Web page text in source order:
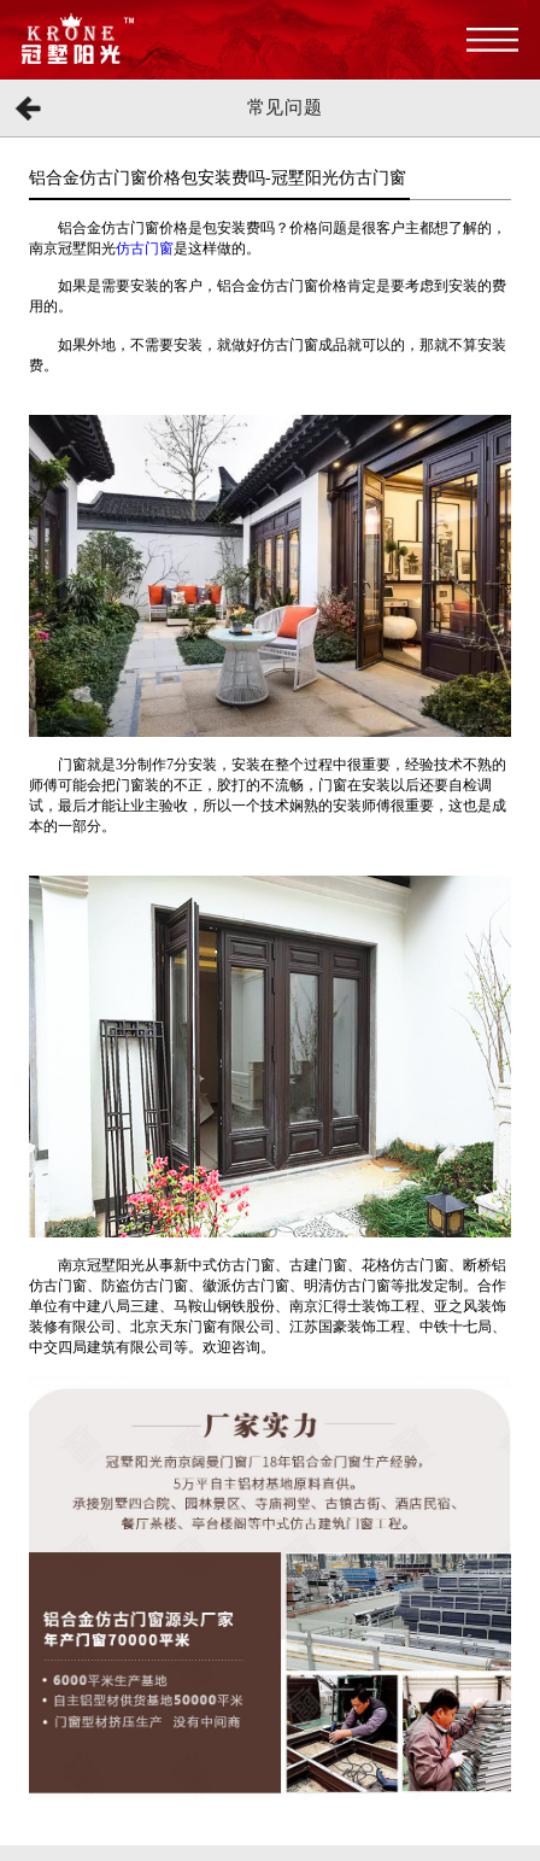
常见问题
铝合金仿古门窗价格包安装费吗-冠墅阳光仿古门窗
铝合金仿古门窗价格是包安装费吗？价格问题是很客户主都想了解的，
南京冠墅阳光仿古门窗是这样做的。
如果是需要安装的客户，铝合金仿古门窗价格肯定是要考虑到安装的费
用的。
如果外地，不需要安装，就做好仿古门窗成品就可以的，那就不算安装
费。
门窗就是3分制作7分安装，安装在整个过程中很重要，经验技术不熟的
师傅可能会把门窗装的不正，胶打的不流畅，门窗在安装以后还要自检调
试，最后才能让业主验收，所以一个技术娴熟的安装师傅很重要，这也是成
本的一部分。
南京冠墅阳光从事新中式仿古门窗、古建门窗、花格仿古门窗、断桥铝
仿古门窗、防盗仿古门窗、徽派仿古门窗、明清仿古门窗等批发定制。合作
单位有中建八局三建、马鞍山钢铁股份、南京汇得士装饰工程、亚之风装饰
装修有限公司、北京天东门窗有限公司、江苏国豪装饰工程、中铁十七局、
中交四局建筑有限公司等。欢迎咨询。